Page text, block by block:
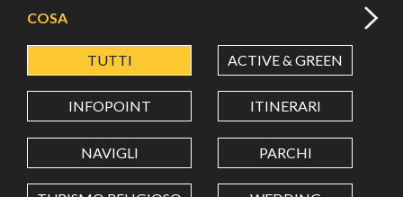
LATITUDINE
LONGITUDINE
COSA
TUTTI ACTIVE & GREEN
INFOPOINT ITINERARI
NAVIGLI PARCHI